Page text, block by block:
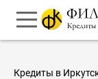
Кредиты в